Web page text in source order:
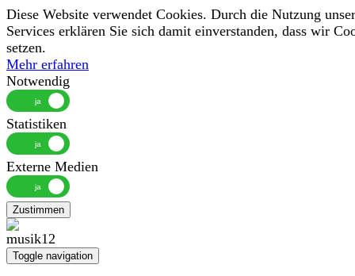
Diese Website verwendet Cookies. Durch die Nutzung
Services erklären Sie sich damit einverstanden, dass wir
setzen.
Mehr erfahren
Notwendig
Statistiken
Externe Medien
Zustimmen
Toggle navigation